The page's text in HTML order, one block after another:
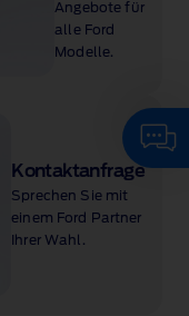
Angebote für
alle Ford
Modelle.
Kontaktanfrage
Sprechen Sie mit
einem Ford Partner
Ihrer Wahl.